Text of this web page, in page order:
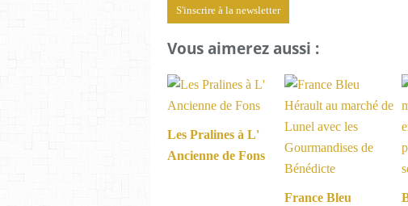
S'inscrire à la newsletter
Vous aimerez aussi :
Les Pralines à L'
Ancienne de Fons
France Bleu